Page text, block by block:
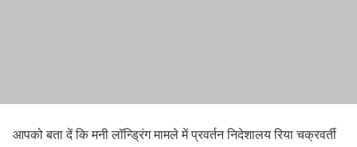
आपको बता दें कि मनी लॉन्ड्रिंग मामले में प्रवर्तन निदेशालय रिया चक्रवर्ती